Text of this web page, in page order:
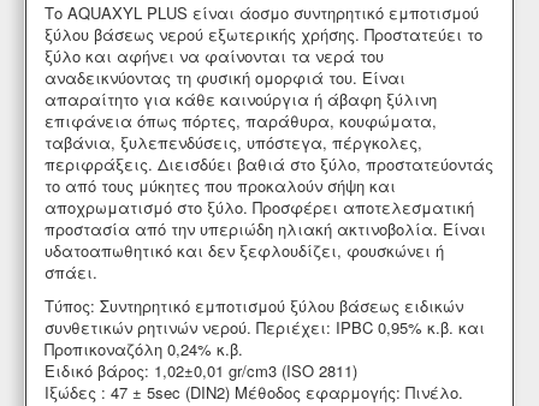
Το AQUAXYL PLUS είναι άοσμο συντηρητικό εμποτισμού
ξύλου βάσεως νερού εξωτερικής χρήσης. Προστατεύει το
ξύλο και αφήνει να φαίνονται τα νερά του
αναδεικνύοντας τη φυσική ομορφιά του. Είναι
απαραίτητο για κάθε καινούργια ή άβαφη ξύλινη
επιφάνεια όπως πόρτες, παράθυρα, κουφώματα,
ταβάνια, ξυλεπενδύσεις, υπόστεγα, πέργκολες,
περιφράξεις. Διεισδύει βαθιά στο ξύλο, προστατεύοντάς
το από τους μύκητες που προκαλούν σήψη και
αποχρωματισμό στο ξύλο. Προσφέρει αποτελεσματική
προστασία από την υπεριώδη ηλιακή ακτινοβολία. Είναι
υδατοαπωθητικό και δεν ξεφλουδίζει, φουσκώνει ή
σπάει.
Τύπος: Συντηρητικό εμποτισμού ξύλου βάσεως ειδικών
συνθετικών ρητινών νερού. Περιέχει: IPBC 0,95% κ.β. και
Προπικοναζόλη 0,24% κ.β.
Ειδικό βάρος: 1,02±0,01 gr/cm3 (ISO 2811)
Ιξώδες : 47 ± 5sec (DIN2) Μέθοδος εφαρμογής: Πινέλο.